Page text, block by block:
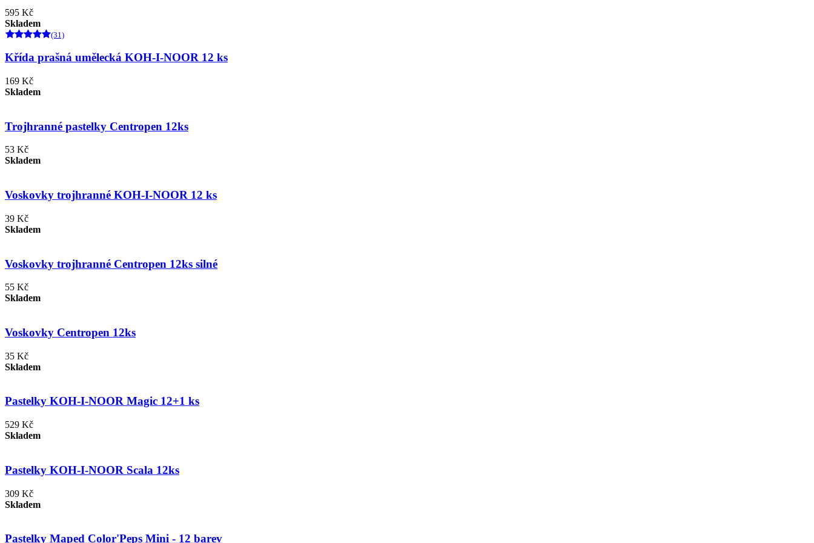
595 Kč
Skladem
(31)
Křída prašná umělecká KOH-I-NOOR 12 ks
169 Kč
Skladem
Trojhranné pastelky Centropen 12ks
53 Kč
Skladem
Voskovky trojhranné KOH-I-NOOR 12 ks
39 Kč
Skladem
Voskovky trojhranné Centropen 12ks silné
55 Kč
Skladem
Voskovky Centropen 12ks
35 Kč
Skladem
Pastelky KOH-I-NOOR Magic 12+1 ks
529 Kč
Skladem
Pastelky KOH-I-NOOR Scala 12ks
309 Kč
Skladem
Pastelky Maped Color'Peps Mini - 12 barev